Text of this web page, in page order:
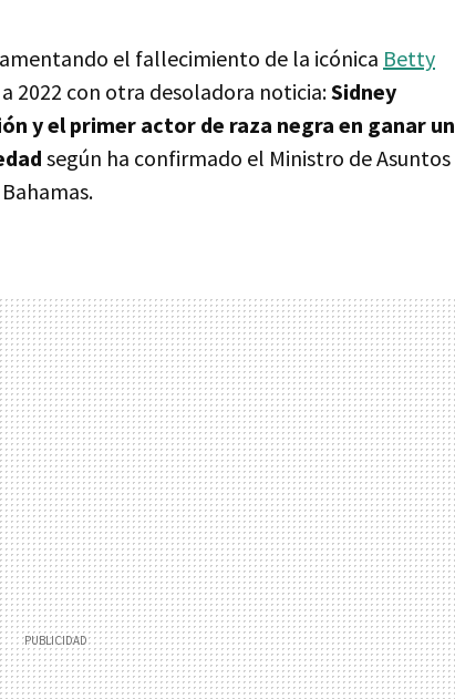
el fallecimiento de la icónica Betty
2022 con otra desoladora noticia:Sidney
y el primer actor de raza negra en ganar un
según ha confirmado el Ministro de Asuntos